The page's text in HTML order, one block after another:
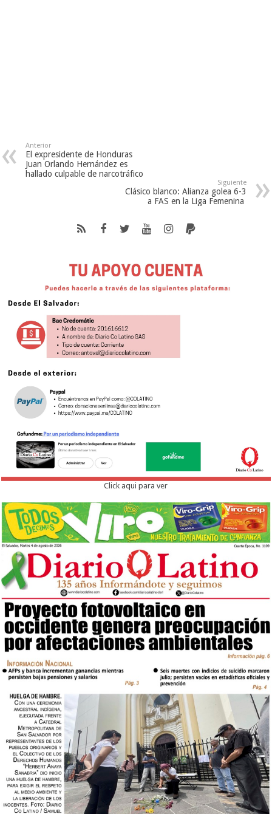
Anterior
El expresidente de Honduras
Juan Orlando Hernández es
hallado culpable de narcotráfico
Siguiente
Clásico blanco: Alianza golea 6-3
a FAS en la Liga Femenina
Click aqui para ver